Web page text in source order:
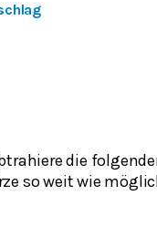
die
so weit wie